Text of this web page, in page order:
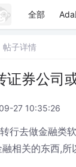
全部
帖子详情
证券公司
27 10:35:26
行去做金融类
相关的东西,